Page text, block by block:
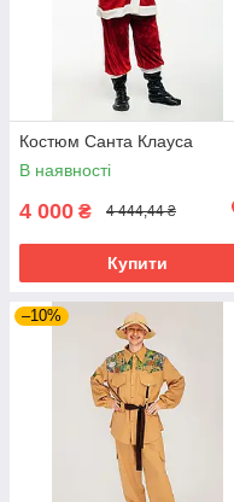
Костюм Санта Клауса
В наявності
4 000 ₴ 4 444,44 ₴
Купити
–10%